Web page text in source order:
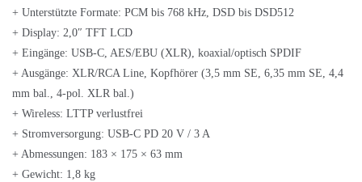
+ Unterstützte Formate: PCM bis 768 kHz, DSD bis DSD512
+ Display: 2,0″ TFT LCD
+ Eingänge: USB-C, AES/EBU (XLR), koaxial/optisch SPDIF
+ Ausgänge: XLR/RCA Line, Kopfhörer (3,5 mm SE, 6,35 mm SE, 4,4
mm bal., 4-pol. XLR bal.)
+ Wireless: LTTP verlustfrei
+ Stromversorgung: USB-C PD 20 V / 3 A
+ Abmessungen: 183 × 175 × 63 mm
+ Gewicht: 1,8 kg